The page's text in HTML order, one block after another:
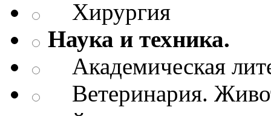
Хирургия
Наука и техника.
Академическая
Ветеринария.